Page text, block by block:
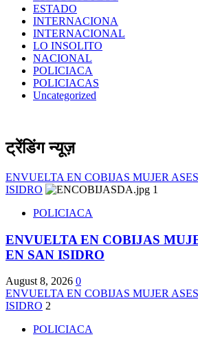
ESTADO
INTERNACIONA
INTERNACIONAL
LO INSOLITO
NACIONAL
POLICIACA
POLICIACAS
Uncategorized
ट्रेंडिंग न्यूज़
ENVUELTA EN COBIJAS MUJER
ISIDRO
1
POLICIACA
ENVUELTA EN COBIJAS
EN SAN ISIDRO
August 8, 2026 0
ENVUELTA EN COBIJAS MUJER
ISIDRO 2
POLICIACA